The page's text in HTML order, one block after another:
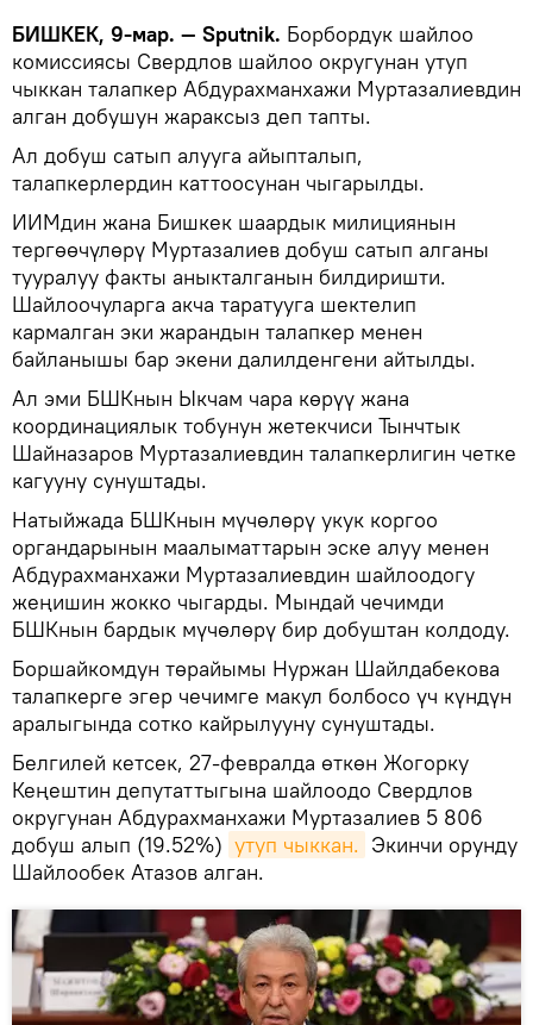
БИШКЕК, 9-мар. — Sputnik. Борбордук шайлоо
комиссиясы Свердлов шайлоо округунан утуп
чыккан талапкер Абдурахманхажи Муртазалиевдин
алган добушун жараксыз деп тапты.
Ал добуш сатып алууга айыпталып,
талапкерлердин каттоосунан чыгарылды.
ИИМдин жана Бишкек шаардык милициянын
тергөөчүлөрү Муртазалиев добуш сатып алганы
тууралуу факты аныкталганын билдиришти.
Шайлоочуларга акча таратууга шектелип
кармалган эки жарандын талапкер менен
байланышы бар экени далилденгени айтылды.
Ал эми БШКнын Ыкчам чара көрүү жана
координациялык тобунун жетекчиси Тынчтык
Шайназаров Муртазалиевдин талапкерлигин четке
кагууну сунуштады.
Натыйжада БШКнын мүчөлөрү укук коргоо
органдарынын маалыматтарын эске алуу менен
Абдурахманхажи Муртазалиевдин шайлоодогу
жеңишин жокко чыгарды. Мындай чечимди
БШКнын бардык мүчөлөрү бир добуштан колдоду.
Боршайкомдун төрайымы Нуржан Шайлдабекова
талапкерге эгер чечимге макул болбосо үч күндүн
аралыгында сотко кайрылууну сунуштады.
Белгилей кетсек, 27-февралда өткөн Жогорку
Кеңештин депутаттыгына шайлоодо Свердлов
округунан Абдурахманхажи Муртазалиев 5 806
добуш алып (19.52%) утуп чыккан. Экинчи орунду
Шайлообек Атазов алган.